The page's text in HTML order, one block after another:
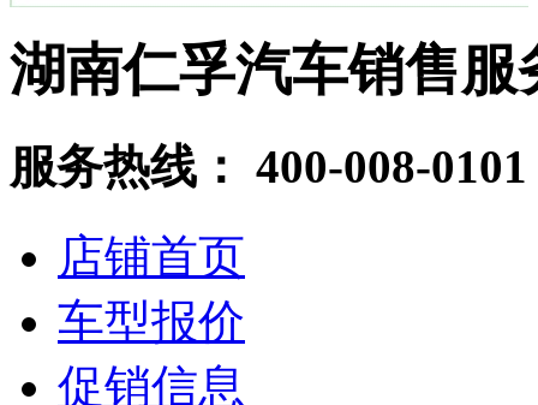
湖南仁孚汽车销售服
服务热线： 400-008-0101
店铺首页
车型报价
促销信息